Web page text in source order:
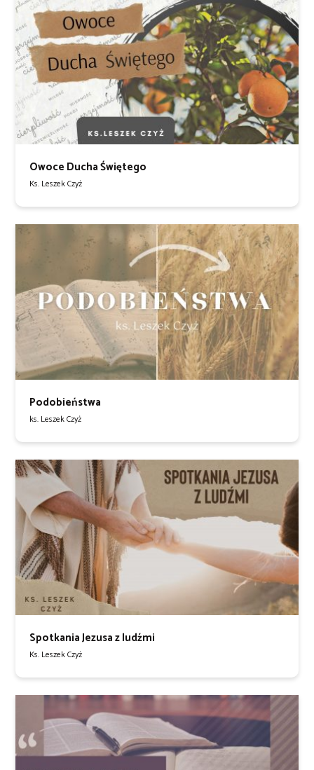
Owoce Ducha Świętego
Ks. Leszek Czyż
Podobieństwa
ks. Leszek Czyż
Spotkania Jezusa z ludźmi
Ks. Leszek Czyż